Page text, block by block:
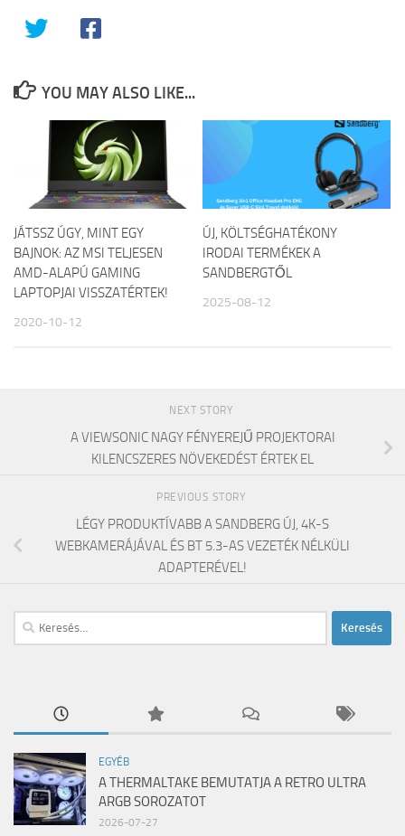
YOU MAY ALSO LIKE...
JÁTSSZ ÚGY, MINT EGY
BAJNOK: AZ MSI TELJESEN
AMD-ALAPÚ GAMING
LAPTOPJAI VISSZATÉRTEK!
2020-10-12
ÚJ, KÖLTSÉGHATÉKONY
IRODAI TERMÉKEK A
SANDBERGTŐL
2025-08-12
NEXT STORY
A VIEWSONIC NAGY FÉNYEREJŰ PROJEKTORAI
KILENCSZERES NÖVEKEDÉST ÉRTEK EL
PREVIOUS STORY
LÉGY PRODUKTÍVABB A SANDBERG ÚJ, 4K-S
WEBKAMERÁJÁVAL ÉS BT 5.3-AS VEZETÉK NÉLKÜLI
ADAPTERÉVEL!
Keresés:
EGYÉB
A THERMALTAKE BEMUTATJA A RETRO ULTRA
ARGB SOROZATOT
2026-07-27